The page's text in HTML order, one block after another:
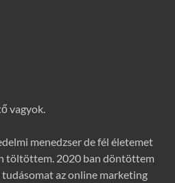
vagyok.
menedzser de fél életemet
töltöttem. 2020 ban döntöttem
az online marketing